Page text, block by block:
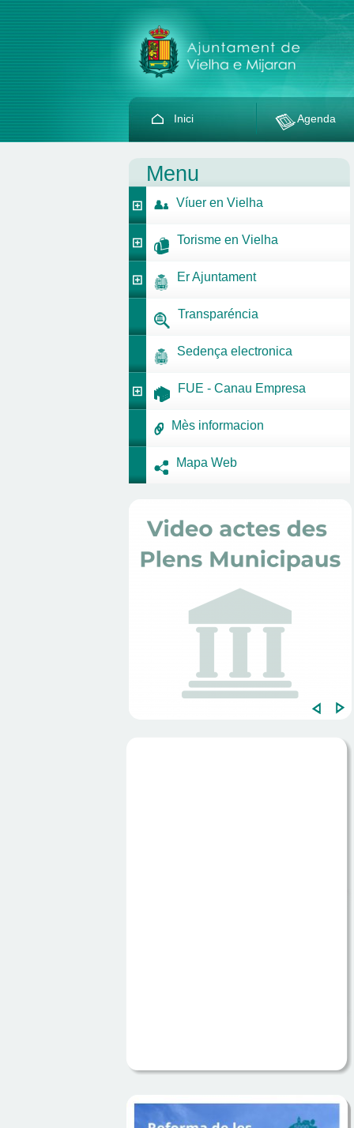
Inici Agenda
Menu
Víuer en Vielha
Torisme en Vielha
Er Ajuntament
Transparéncia
Sedença electronica
FUE - Canau Empresa
Mès informacion
Mapa Web